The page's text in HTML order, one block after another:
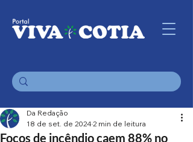
Focos de incêndio caem 88% no
Da Redação
18 de set. de 20242 min de leitura